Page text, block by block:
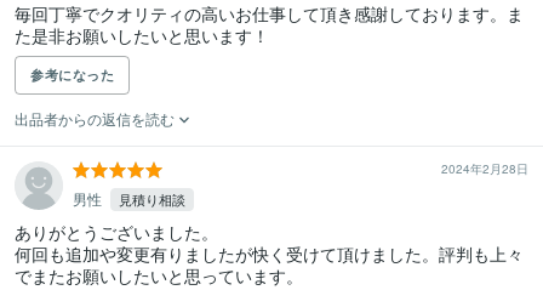
毎回丁寧でクオリティの高いお仕事して頂き感謝しております。ま
た是非お願いしたいと思います！
参考になった
出品者からの返信を読む
2024年2月28日
男性 見積り相談
ありがとうございました。
何回も追加や変更有りましたが快く受けて頂けました。評判も上々
でまたお願いしたいと思っています。